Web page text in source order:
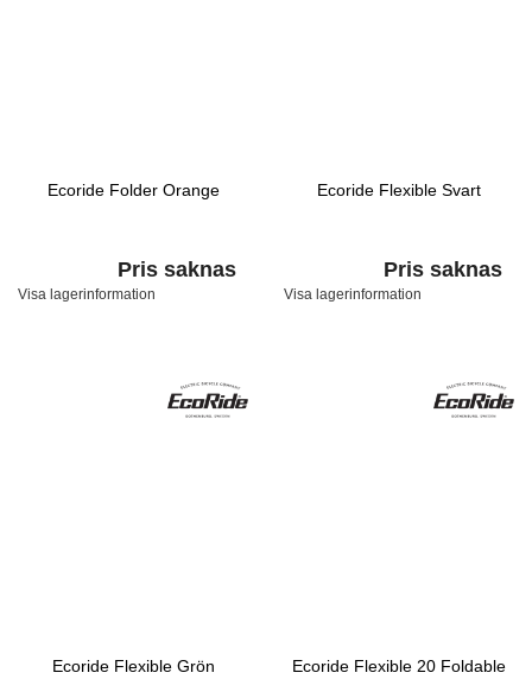
Ecoride Folder Orange
Pris saknas
Visa lagerinformation
Ecoride Flexible Svart
Pris saknas
Visa lagerinformation
Ecoride Flexible Grön
Ecoride Flexible 20 Foldable